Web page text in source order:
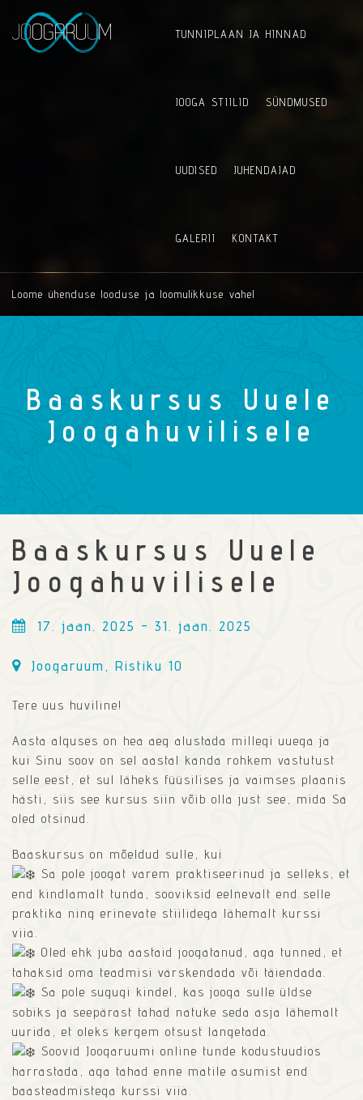
TUNNIPLAAN JA HINNAD
JOOGA STIILID SÜNDMUSED
UUDISED JUHENDAJAD
GALERII KONTAKT
Loome ühenduse looduse ja loomulikkuse vahel
Baaskursus Uuele
Joogahuvilisele
Baaskursus Uuele
Joogahuvilisele
17. jaan. 2025 - 31. jaan. 2025
Joogaruum, Ristiku 10
Tere uus huviline!
Aasta alguses on hea aeg alustada millegi uuega ja
kui Sinu soov on sel aastal kanda rohkem vastutust
selle eest, et sul läheks füüsilises ja vaimses plaanis
hästi, siis see kursus siin võib olla just see, mida Sa
oled otsinud.
Baaskursus on mõeldud sulle, kui
Sa pole joogat varem praktiseerinud ja selleks, et
end kindlamalt tunda, sooviksid eelnevalt end selle
praktika ning erinevate stiilidega lähemalt kurssi
viia.
Oled ehk juba aastaid joogatanud, aga tunned, et
tahaksid oma teadmisi värskendada või täiendada.
Sa pole sugugi kindel, kas jooga sulle üldse
sobiks ja seepärast tahad natuke seda asja lähemalt
uurida, et oleks kergem otsust langetada.
Soovid Joogaruumi online tunde kodustuudios
harrastada, aga tahad enne matile asumist end
baasteadmistega kurssi viia.